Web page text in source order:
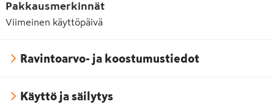
Pakkausmerkinnät
Viimeinen käyttöpäivä
Ravintoarvo- ja koostumustiedot
Käyttö ja säilytys